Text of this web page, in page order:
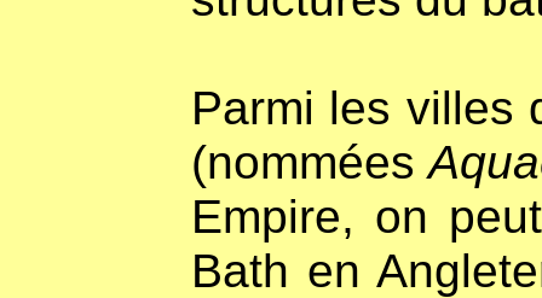
Parmi les villes
(nommées
Empire, on
Bath en